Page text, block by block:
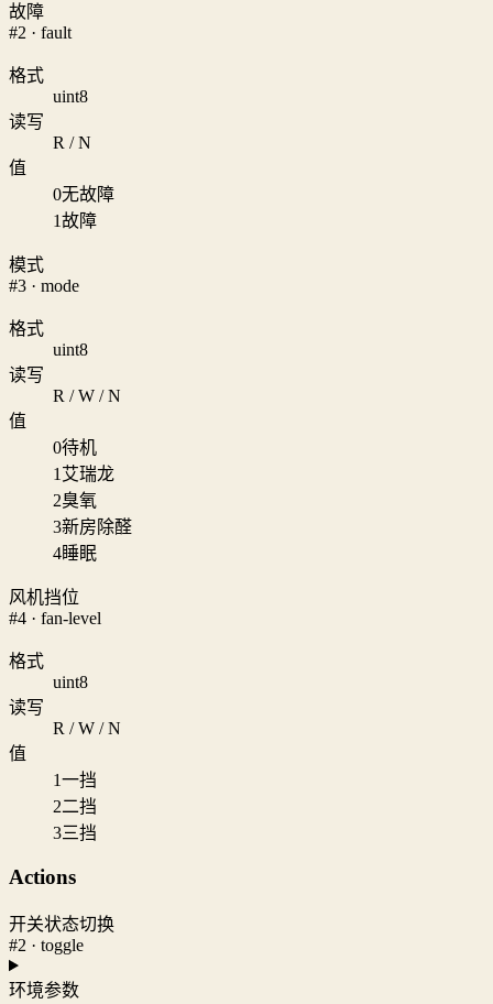
故障
#2 · fault
格式
uint8
读写
R / N
值
0无故障
1故障
模式
#3 · mode
格式
uint8
读写
R / W / N
值
0待机
1 艾瑞龙
2臭氧
3新房除醛
4睡眠
风机挡位
#4 · fan-level
格式
uint8
读写
R / W / N
值
1一挡
2二挡
3三挡
Actions
开关状态切换
#2 · toggle
环境参数